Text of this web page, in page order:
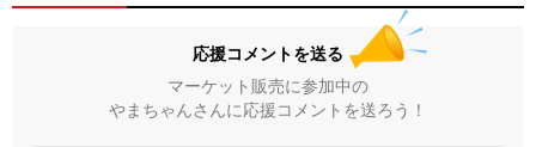
応援コメントを送る
マーケット販売に参加中の
やまちゃんさんに応援コメントを送ろう！